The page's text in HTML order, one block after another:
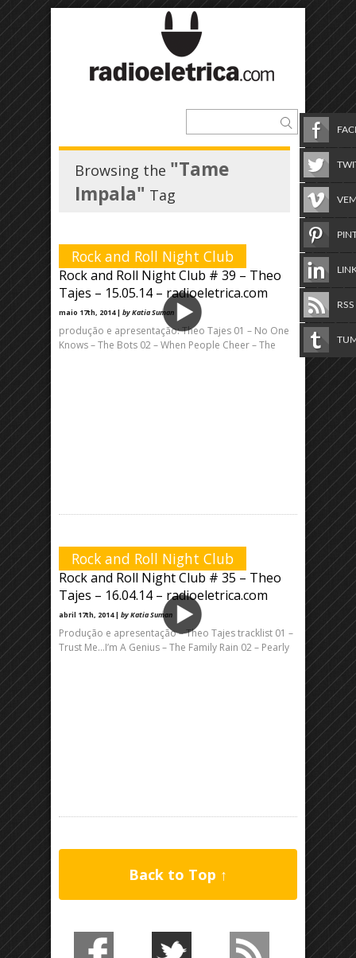
Browsing the "Tame
Impala" Tag
Rock and Roll Night Club
Rock and Roll Night Club # 39 – Theo
Tajes – 15.05.14 – radioeletrica.com
maio 17th, 2014 | by Katia Suman
produção e apresentação: Theo Tajes 01 – No One
Knows – The Bots 02 – When People Cheer – The
Rock and Roll Night Club
Rock and Roll Night Club # 35 – Theo
Tajes – 16.04.14 – radioeletrica.com
abril 17th, 2014 | by Katia Suman
Produção e apresentação – Theo Tajes tracklist 01 –
Trust Me…I’m A Genius – The Family Rain 02 – Pearly
Back to Top ↑
RSS